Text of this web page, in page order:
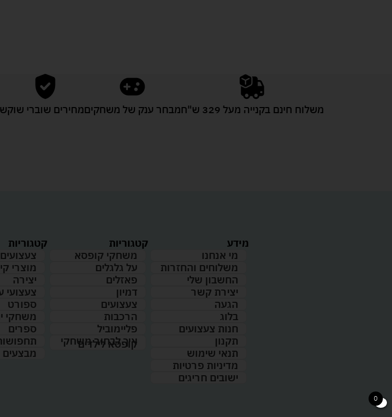
משלוח חינם בקנייה מעל 329 ש"ח מבחר ענק של משחקיםמחירים שוברי שוק
מידע
מי אנחנו
משלוחים והחזרות
החשבון שלי
יצירת קשר
הגעה
בלוג
חנות צעצועים
תקנון
תנאי שימוש
מדיניות פרטיות
ישובים חריגים
קטגוריות
משחקי קופסא
על גלגלים
פאזלים
דמיון
צעצועים
הרכבות
פליימוביל
איך לבחור משחקי
קופסא לילדים
קטגוריות
מוצרי
יצירה
צעצועי
ספורט
משחקי
ספרים
מבצעים
0